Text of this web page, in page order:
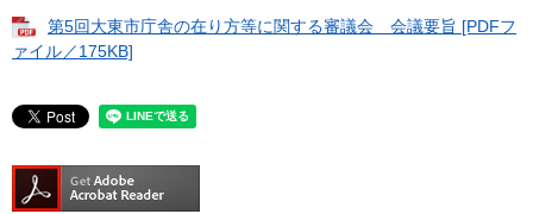
第5回大東市庁舎の在り方等に関する審議会 会議要旨 [PDFフ
ァイル／175KB]